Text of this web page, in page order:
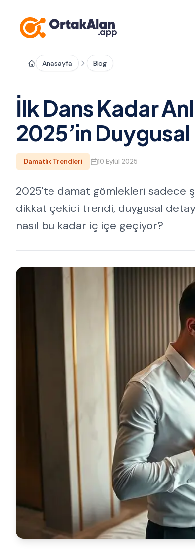
Anasayfa Blog
İlk Dans Kadar
2025’in
Damatlık Trendleri 10 Eylül 2025
2025'te damat gömlekleri sadece
dikkat çekici trendi, duygusal
nasıl bu kadar iç içe geçiyor?